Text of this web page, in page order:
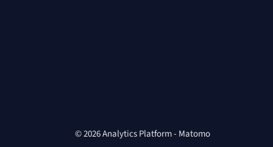
© 2026 Analytics Platform - Matomo